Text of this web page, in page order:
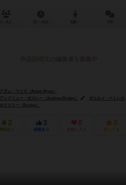
アダム・ワイズ（Adam Wyse）
アンドリュー・ボスレー（Andrew Bosley）
ギエルメ・ペトレカ（Guilherme Petreca）
ロクスリー（Roxley）
2
興味あり
3
経験あり
0
お気に入り
0
持ってる